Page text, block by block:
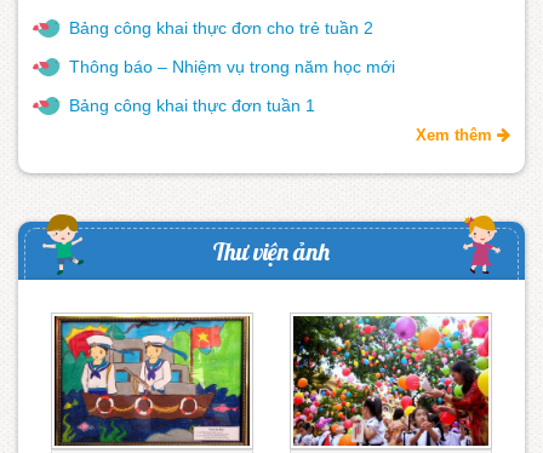
Bảng công khai thực đơn cho trẻ tuần 2
Thông báo – Nhiệm vụ trong năm học mới
Bảng công khai thực đơn tuần 1
Xem thêm
Thư viện ảnh